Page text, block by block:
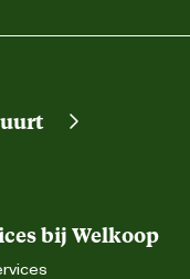
bij Welkoop